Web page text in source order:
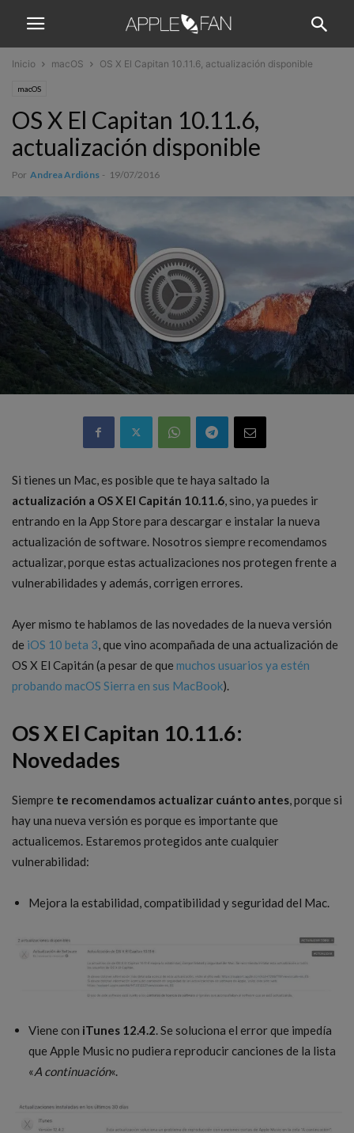
Inicio macOS OS X El Capitan 10.11.6, actualización disponible
macOS
OS X El Capitan 10.11.6,
actualización disponible
Por Andrea Ardións - 19/07/2016
Si tienes un Mac, es posible que te haya saltado la
actualización a OS X El Capitán 10.11.6, sino, ya puedes ir
entrando en la App Store para descargar e instalar la nueva
actualización de software. Nosotros siempre recomendamos
actualizar, porque estas actualizaciones nos protegen frente a
vulnerabilidades y además, corrigen errores.
Ayer mismo te hablamos de las novedades de la nueva versión
de iOS 10 beta 3, que vino acompañada de una actualización de
OS X El Capitán (a pesar de que muchos usuarios ya estén
probando macOS Sierra en sus MacBook).
OS X El Capitan 10.11.6:
Novedades
Siempre te recomendamos actualizar cuánto antes, porque si
hay una nueva versión es porque es importante que
actualicemos. Estaremos protegidos ante cualquier
vulnerabilidad:
Mejora la estabilidad, compatibilidad y seguridad del Mac.
Viene con iTunes 12.4.2. Se soluciona el error que impedía
que Apple Music no pudiera reproducir canciones de la lista
«A continuación«.